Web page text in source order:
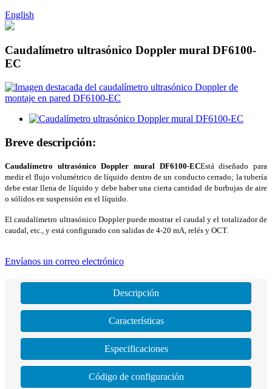
English
Caudalímetro ultrasónico Doppler mural DF6100-
EC
Breve descripción:
Caudalímetro ultrasónico Doppler mural DF6100-ECEstá diseñado para
medir el flujo volumétrico de líquido dentro de un conducto cerrado; la tubería
debe estar llena de líquido y debe haber una cierta cantidad de burbujas de aire
o sólidos en suspensión en el líquido.
El caudalímetro ultrasónico Doppler puede mostrar el caudal y el totalizador de
caudal, etc., y está configurado con salidas de 4-20 mA, relés y OCT.
Envíanos un correo electrónico
Descripción
Características
Especificaciones
Código de configuración